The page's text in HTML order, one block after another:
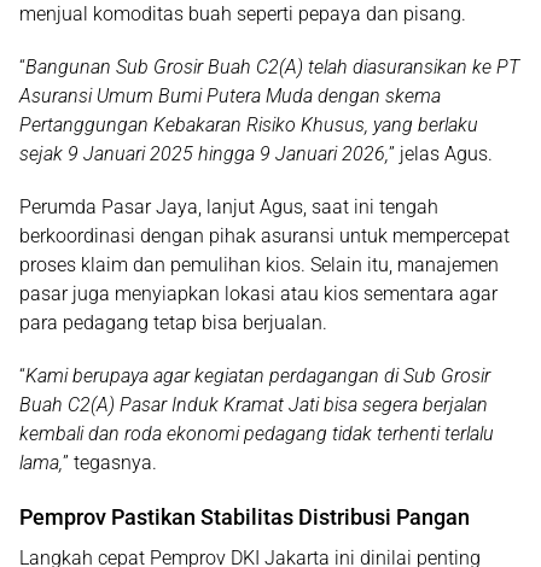
menjual komoditas buah seperti pepaya dan pisang.
“Bangunan Sub Grosir Buah C2(A) telah diasuransikan ke PT
Asuransi Umum Bumi Putera Muda dengan skema
Pertanggungan Kebakaran Risiko Khusus, yang berlaku
sejak 9 Januari 2025 hingga 9 Januari 2026, ” jelas Agus.
Perumda Pasar Jaya, lanjut Agus, saat ini tengah
berkoordinasi dengan pihak asuransi untuk mempercepat
proses klaim dan pemulihan kios. Selain itu, manajemen
pasar juga menyiapkan lokasi atau kios sementara agar
para pedagang tetap bisa berjualan.
“Kami berupaya agar kegiatan perdagangan di Sub Grosir
Buah C2(A) Pasar Induk Kramat Jati bisa segera berjalan
kembali dan roda ekonomi pedagang tidak terhenti terlalu
lama,” tegasnya.
Pemprov Pastikan Stabilitas Distribusi Pangan
Langkah cepat Pemprov DKI Jakarta ini dinilai penting